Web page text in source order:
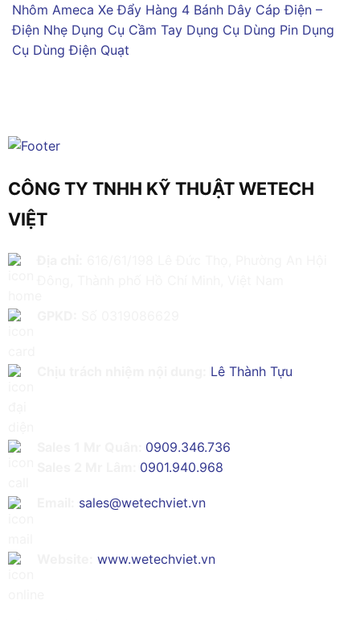
Nhôm Ameca Xe Đẩy Hàng 4 Bánh Dây Cáp Điện –
Điện Nhẹ Dụng Cụ Cầm Tay Dụng Cụ Dùng Pin Dụng
Cụ Dùng Điện Quạt
CÔNG TY TNHH KỸ THUẬT WETECH
VIỆT
Lê Thành Tựu
0909.346.736
0901.940.968
sales@wetechviet.vn
www.wetechviet.vn